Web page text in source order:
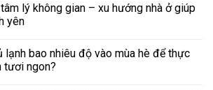
lý không gian – xu hướng nhà ở giúp
yên
lạnh bao nhiêu độ vào mùa hè để thực
tươi ngon?